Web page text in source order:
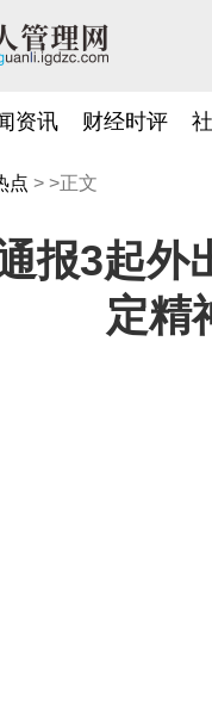
资讯 财经时评
点 > >正文
报3起外
定精